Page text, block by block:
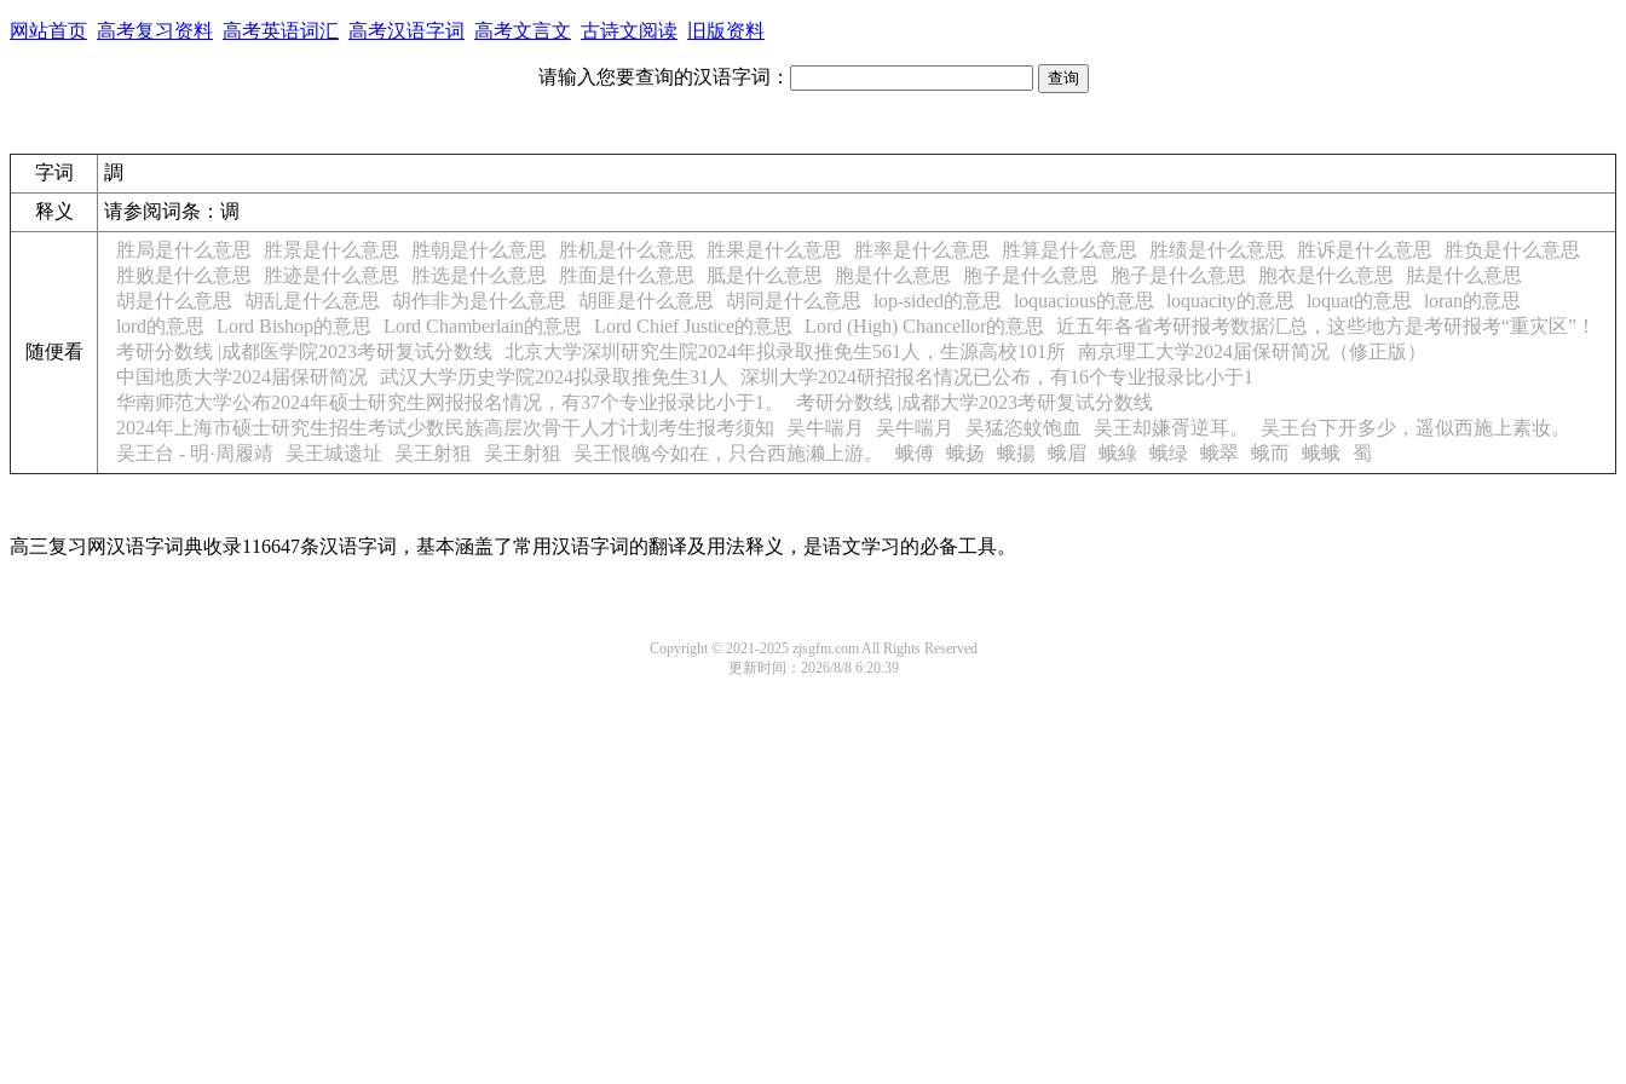
网站首页 高考复习资料 高考英语词汇 高考汉语字词 高考文言文 古诗文阅读 旧版资料
请输入您要查询的汉语字词：
字词
調
释义
请参阅词条：调
随便看
胜局是什么意思 胜景是什么意思 胜朝是什么意思 胜机是什么意思 胜果是什么意思 胜率是什么意思 胜算是什么意思 胜绩是什么意思 胜诉是什么意思
胜负是什么意思
胜败是什么意思
胜迹是什么意思 胜选是什么意思 胜面是什么意思 胝是什么意思 胞是什么意思 胞子是什么意思 胞子是什么意思 胞衣是什么意思
胠是什么意思
胡是什么意思
胡乱是什么意思 胡作非为是什么意思 胡匪是什么意思 胡同是什么意思 lop-sided的意思 loquacious的意思 loquacity的意思 loquat的意思
loran的意思
lord的意思
Lord Bishop的意思 Lord Chamberlain的意思 Lord Chief Justice的意思 Lord (High) Chancellor的意思
近五年各省考研报考数据汇总，这些地方是考研报考“重灾区”！
考研分数线 |成都医学院2023考研复试分数线
北京大学深圳研究生院2024年拟录取推免生561人，生源高校101所 南京理工大学2024届保研简况（修正版）
中国地质大学2024届保研简况 武汉大学历史学院2024拟录取推免生31人
深圳大学2024研招报名情况已公布，有16个专业报录比小于1
华南师范大学公布2024年硕士研究生网报报名情况，有37个专业报录比小于1。
考研分数线 |成都大学2023考研复试分数线
2024年上海市硕士研究生招生考试少数民族高层次骨干人才计划考生报考须知
吴牛喘月 吴牛喘月 吴猛恣蚊饱血 吴王却嫌胥逆耳。
吴王台下开多少，遥似西施上素妆。
吴王台 - 明·周履靖
吴王城遗址 吴王射狙 吴王射狙 吴王恨魄今如在，只合西施濑上游。 蛾傅 蛾扬 蛾揚 蛾眉 蛾綠 蛾绿 蛾翠 蛾而 蛾蛾 蜀
高三复习网汉语字词典收录116647条汉语字词，基本涵盖了常用汉语字词的翻译及用法释义，是语文学习的必备工具。
Copyright © 2021-2025 zjsgfm.com All Rights Reserved
更新时间：2026/8/8 6:20:39